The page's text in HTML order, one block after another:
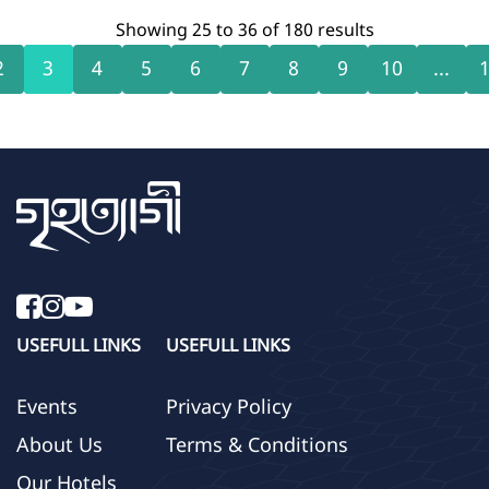
Showing 25 to 36 of 180 results
3 4 5 6 7 8 9 10 ...
USEFULL LINKS
Events
About Us
USEFULL LINKS
Privacy Policy
Terms & Conditions